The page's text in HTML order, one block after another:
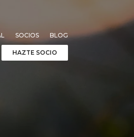
SOCIOS BLOG
HAZTE SOCIO